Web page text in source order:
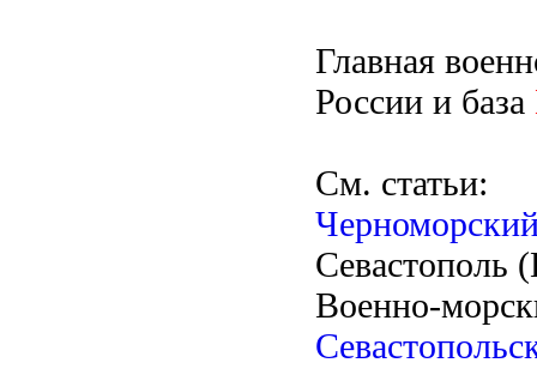
Главная
России и база
См. статьи:
Военно-